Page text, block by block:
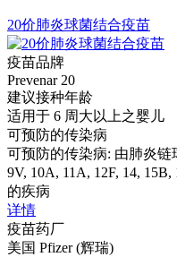
20价肺炎球菌结合疫苗
疫苗品牌
Prevenar 20
建议接种年龄
适用于 6 周大以上之婴儿
可预防的传染病
可预防的传染病: 由肺炎链
9V, 10A, 11A, 12F, 14,
的疾病
详情
疫苗药厂
美国 Pfizer (辉瑞)